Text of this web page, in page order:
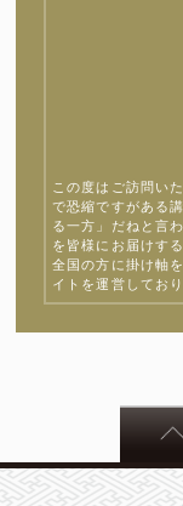
この度はご訪問い
で恐縮ですがある
る一方」だねと言
を皆様にお届けす
全国の方に掛け軸
イトを運営しており